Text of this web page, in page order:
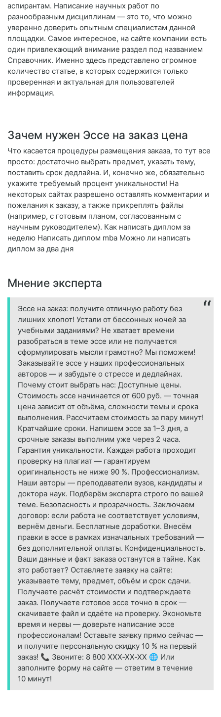
аспирантам. Написание научных работ по
разнообразным дисциплинам — это то, что можно
уверенно доверить опытным специалистам данной
площадки. Самое интересное, на сайте компании есть
один привлекающий внимание раздел под названием
Справочник. Именно здесь представлено огромное
количество статье, в которых содержится только
проверенная и актуальная для пользователей
информация.
Зачем нужен Эссе на заказ цена
Что касается процедуры размещения заказа, то тут все
просто: достаточно выбрать предмет, указать тему,
поставить срок дедлайна. И, конечно же, обязательно
укажите требуемый процент уникальности! На
некоторых сайтах разрешено оставлять комментарии и
пожелания к заказу, а также прикреплять файлы
(например, с готовым планом, согласованным с
научным руководителем). Как написать диплом за
неделю Написать диплом mba Можно ли написать
диплом за два дня
Мнение эксперта
Эссе на заказ: получите отличную работу без
лишних хлопот! Устали от бессонных ночей за
учебными заданиями? Не хватает времени
разобраться в теме эссе или не получается
сформулировать мысли грамотно? Мы поможем!
Заказывайте эссе у наших профессиональных
авторов — и забудьте о стрессе и дедлайнах.
Почему стоит выбрать нас: Доступные цены.
Стоимость эссе начинается от 600 руб. — точная
цена зависит от объёма, сложности темы и срока
выполнения. Рассчитаем стоимость за пару минут!
Кратчайшие сроки. Напишем эссе за 1–3 дня, а
срочные заказы выполним уже через 2 часа.
Гарантия уникальности. Каждая работа проходит
проверку на плагиат — гарантируем
оригинальность не ниже 90 %. Профессионализм.
Наши авторы — преподаватели вузов, кандидаты и
доктора наук. Подберём эксперта строго по вашей
теме. Безопасность и прозрачность. Заключаем
договор: если работа не соответствует условиям,
вернём деньги. Бесплатные доработки. Внесём
правки в эссе в рамках изначальных требований —
без дополнительной оплаты. Конфиденциальность.
Ваши данные и факт заказа останутся в тайне. Как
это работает? Оставляете заявку на сайте:
указываете тему, предмет, объём и срок сдачи.
Получаете расчёт стоимости и подтверждаете
заказ. Получаете готовое эссе точно в срок —
скачиваете файл и сдаёте на проверку. Экономьте
время и нервы — доверьте написание эссе
профессионалам! Оставьте заявку прямо сейчас —
и получите персональную скидку 10 % на первый
заказ! 📞 Звоните: 8 800 XXX‑XX‑XX 🌐 Или
заполните форму на сайте — ответим в течение
10 минут!